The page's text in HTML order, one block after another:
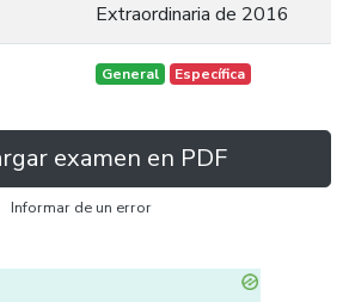
Extraordinaria de 2016
General Específica
examen en PDF
Informar de un error